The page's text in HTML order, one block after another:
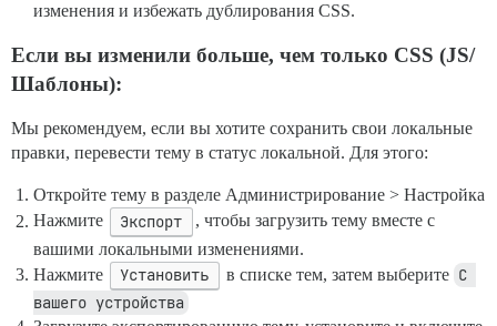
изменения и избежать дублирования CSS.
Если вы изменили больше, чем только CSS (JS/
Шаблоны):
Мы рекомендуем, если вы хотите сохранить свои локальные
правки, перевести тему в статус локальной. Для этого:
Откройте тему в разделе Администрирование > Настройка
Нажмите
Экспорт
, чтобы загрузить тему вместе с
вашими локальными изменениями.
Нажмите
Установить в списке тем, затем выберите С
вашего устройства